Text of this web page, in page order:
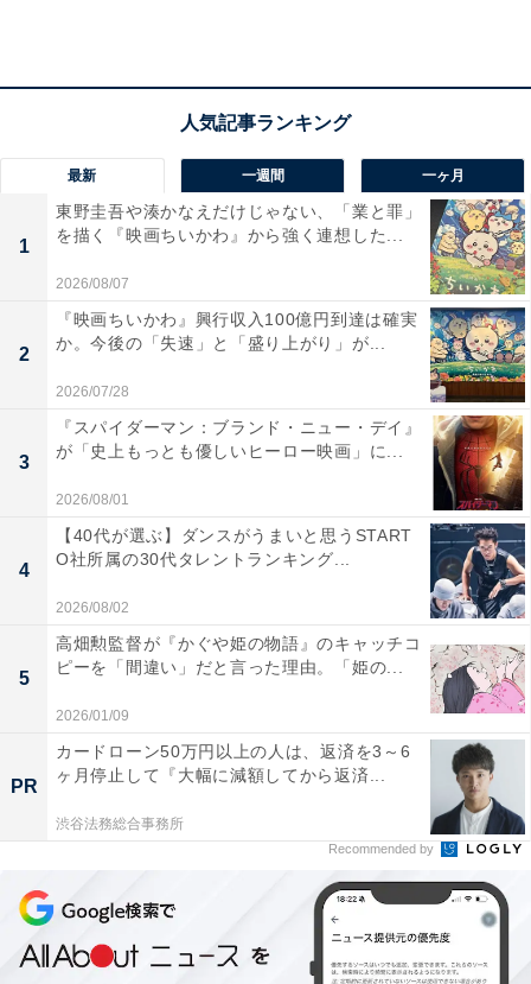
者がいない場合はMGC3位の大迫傑選手が内定）。
2年前の同大会では設楽悠太選手（Honda）が2時間6分
11秒の日本新記録（当時）を樹立するなど、かねてから
加えて、昨今の陸上競技長距離界では、男女のハーフマ
ラソンで日本新記録が出るなど、トラックレースでも駅
伝でも好記録ラッシュ。一時の短距離種目がそうであっ
たように、長距離種目にも好記録が出る流れや雰囲気が
続いています。そうした背景もあり、東京マラソン2020
に出場するメンバーたちに大きな注目が集まります。
最新 一週間 一ヶ月
1
東野圭吾や湊かなえだけじゃない、「業と罪」
を描く『映画ちいかわ』から強く連想した...
2026/08/07
2
『映画ちいかわ』興行収入100億円到達は確実
か。今後の「失速」と「盛り上がり」が...
2026/07/28
3
『スパイダーマン：ブランド・ニュー・デイ』
が「史上もっとも優しいヒーロー映画」に...
2026/08/01
4
【40代が選ぶ】ダンスがうまいと思うSTART
O社所属の30代タレントランキング...
2026/08/02
5
高畑勲監督が『かぐや姫の物語』のキャッチコ
ピーを「間違い」だと言った理由。「姫の...
2026/01/09
PR
カードローン50万円以上の人は、返済を3～6
ヶ月停止して『大幅に減額してから返済...
渋谷法務総合事務所
Recommended by